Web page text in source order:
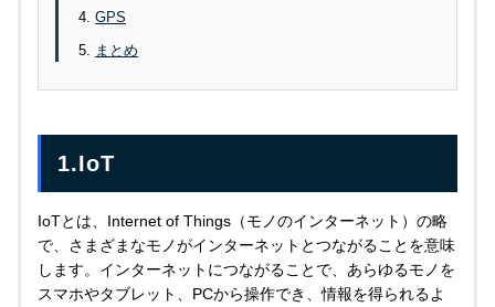
GPS
まとめ
1.IoT
IoTとは、Internet of Things（モノのインターネット）の略
で、さまざまなモノがインターネットとつながることを意味
します。インターネットにつながることで、あらゆるモノを
スマホやタブレット、PCから操作でき、情報を得られるよ